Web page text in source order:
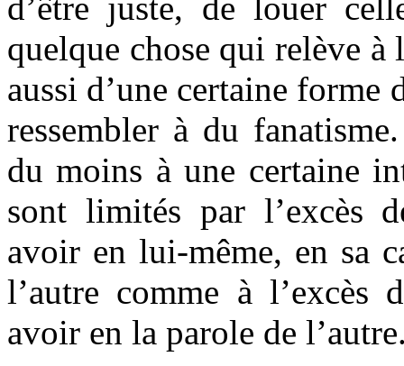
quelque chose qui relève
aussi d’une certaine
ressembler à du
du moins à une certaine
sont limités par l’excès
avoir en lui-même, en sa
l’autre comme à l’excès
avoir en la parole de